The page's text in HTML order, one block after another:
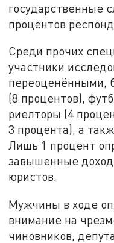
государственные
процентов
Среди прочих
участники
переоценёнными,
(8 процентов),
риелторы (4
3 процента), а
Лишь 1 процент
завышенные
юристов.
Мужчины в ходе
внимание на
чиновников,